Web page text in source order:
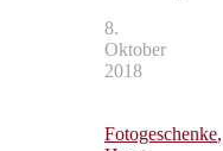
8.
Oktober
2018
Fotogeschenke,